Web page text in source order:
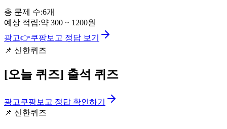
총 문제 수:6개
예상 적립:약 300 ~ 1200원
광고👉쿠팡보고 정답 보기
📌 신한퀴즈
[오늘 퀴즈] 출석 퀴즈
광고쿠팡보고 정답 확인하기
📌 신한퀴즈